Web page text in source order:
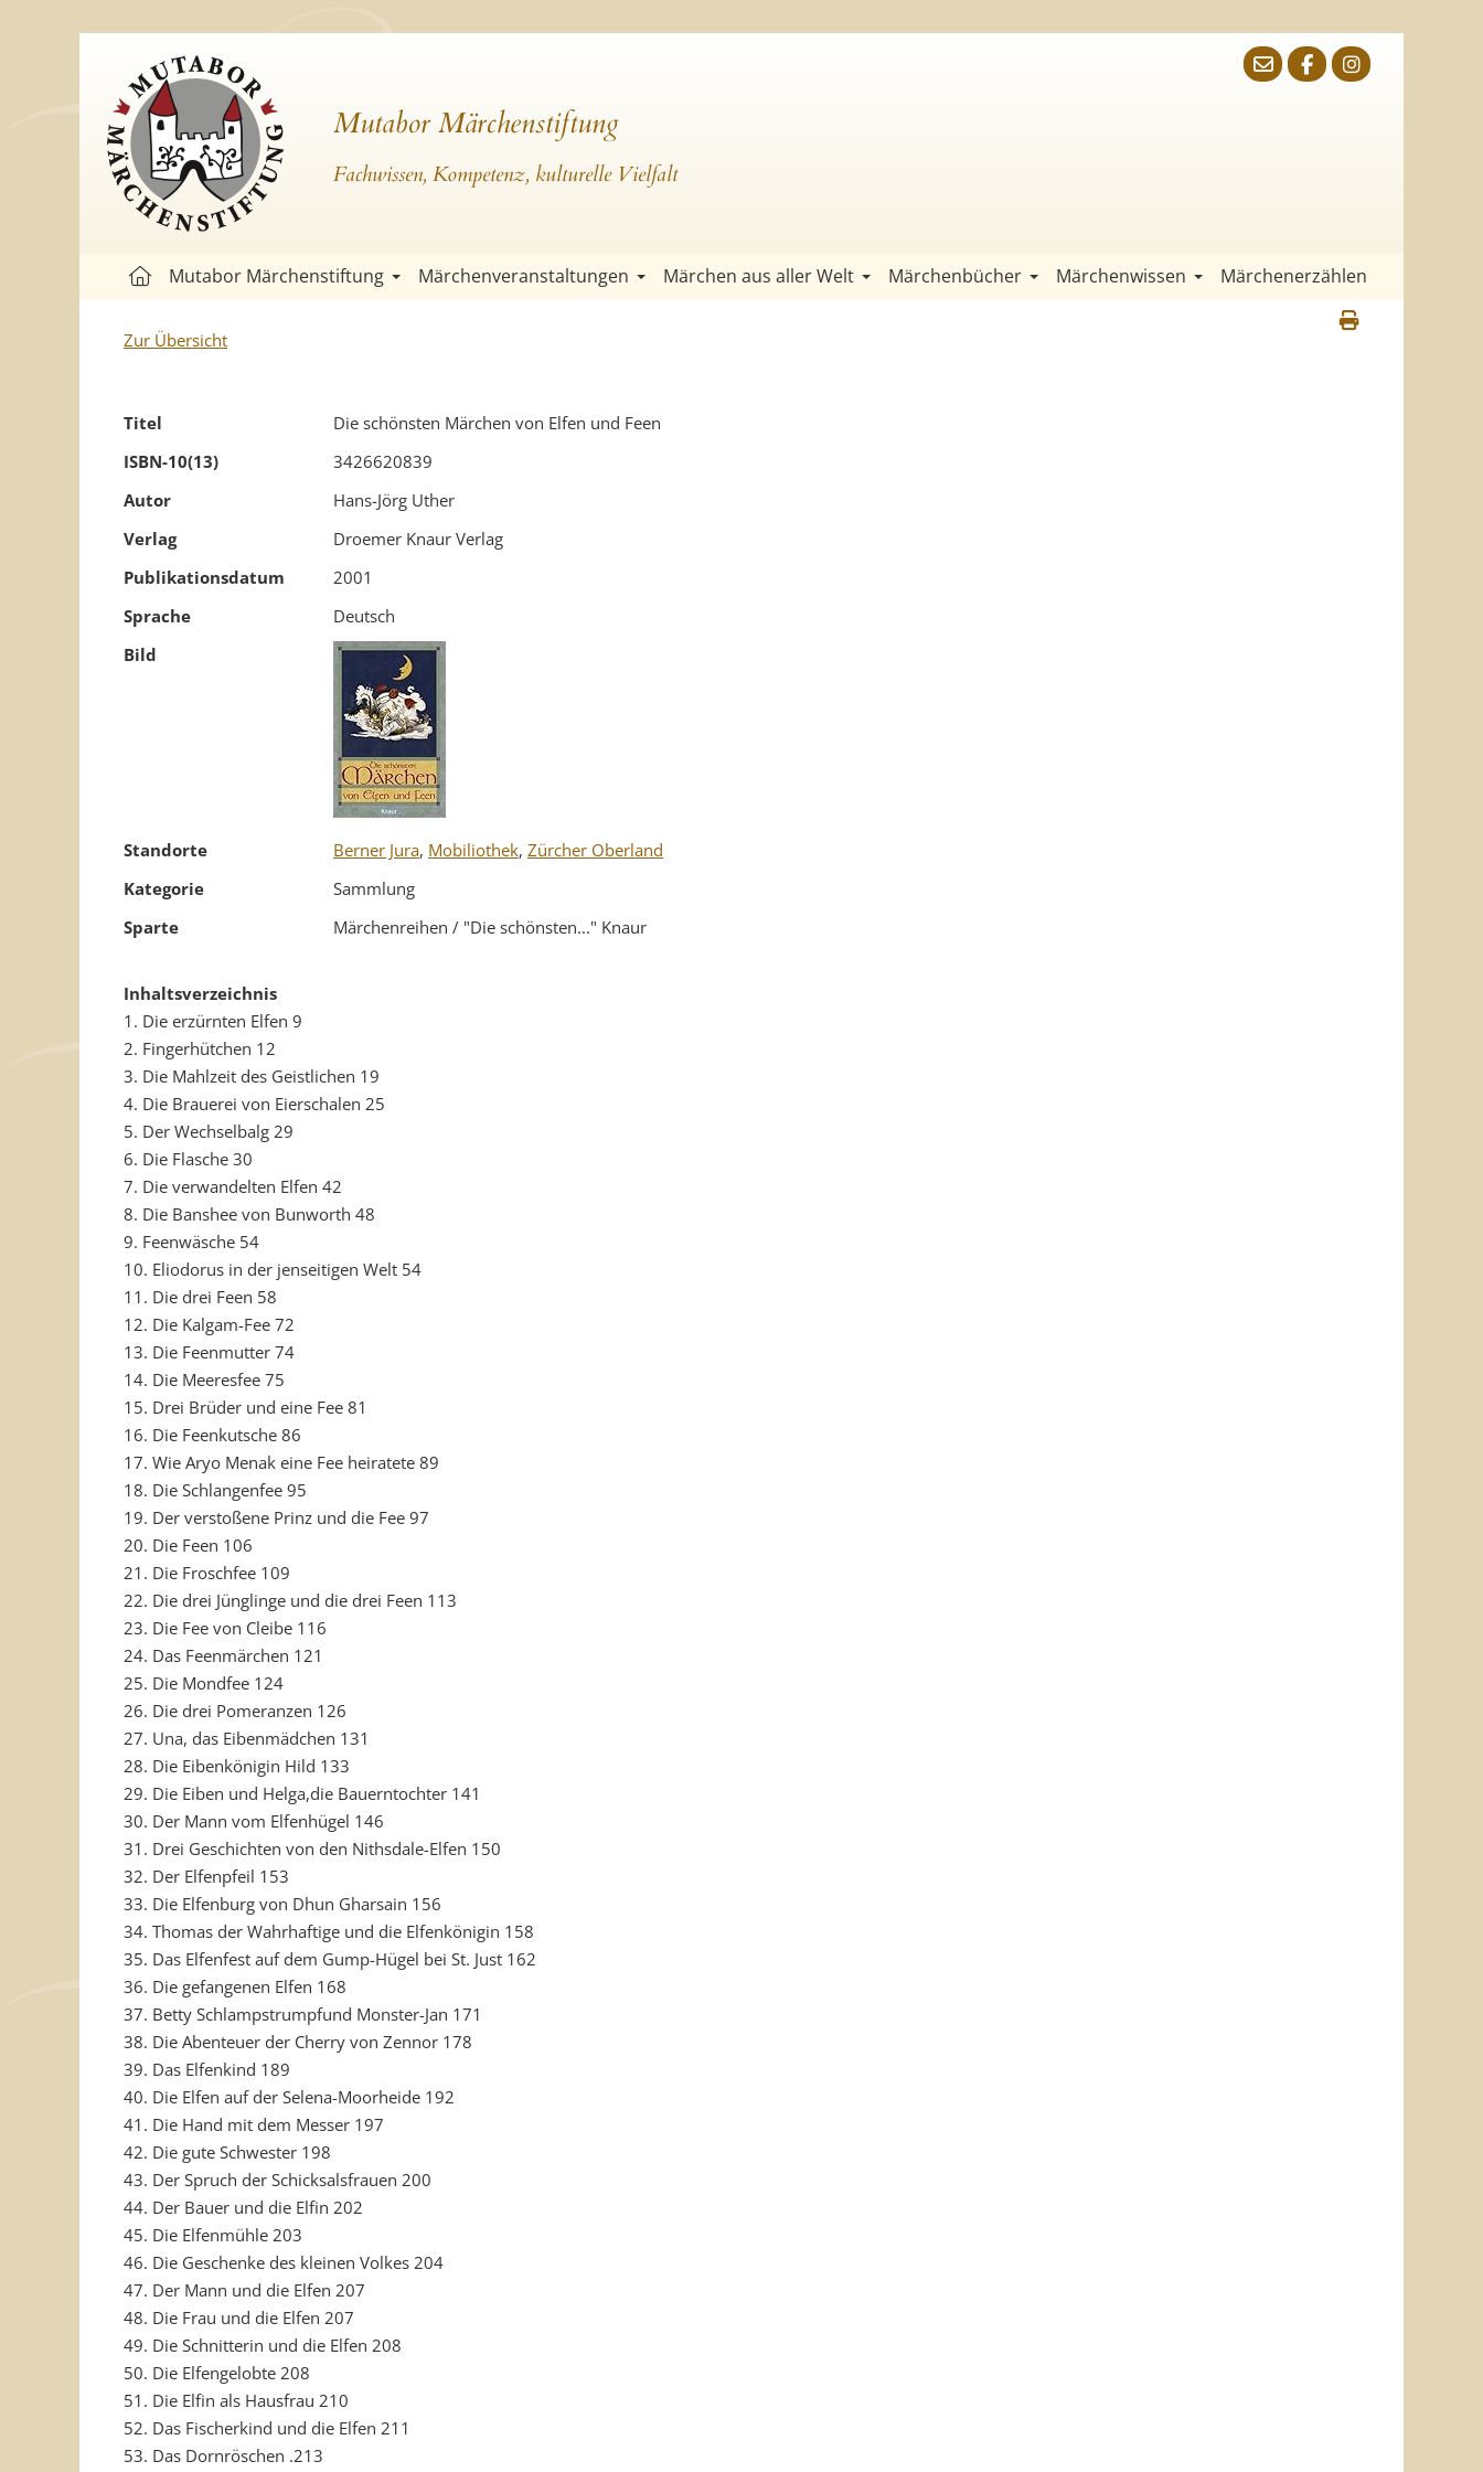
Mutabor Märchenstiftung
Fachwissen, Kompetenz, kulturelle Vielfalt
Mutabor Märchenstiftung Märchenveranstaltungen Märchen aus aller Welt Märchenbücher Märchenwissen Märchenerzählen
Zur Übersicht
Titel
Die schönsten Märchen von Elfen und Feen
ISBN-10(13)
3426620839
Autor
Hans-Jörg Uther
Verlag
Droemer Knaur Verlag
Publikationsdatum
2001
Sprache
Deutsch
Bild
Standorte Berner Jura, Mobiliothek, Zürcher Oberland
Kategorie
Sammlung
Sparte
Märchenreihen / "Die schönsten..." Knaur
Inhaltsverzeichnis
1. Die erzürnten Elfen 9
2. Fingerhütchen 12
3. Die Mahlzeit des Geistlichen 19
4. Die Brauerei von Eierschalen 25
5. Der Wechselbalg 29
6. Die Flasche 30
7. Die verwandelten Elfen 42
8. Die Banshee von Bunworth 48
9. Feenwäsche 54
10. Eliodorus in der jenseitigen Welt 54
11. Die drei Feen 58
12. Die Kalgam-Fee 72
13. Die Feenmutter 74
14. Die Meeresfee 75
15. Drei Brüder und eine Fee 81
16. Die Feenkutsche 86
17. Wie Aryo Menak eine Fee heiratete 89
18. Die Schlangenfee 95
19. Der verstoßene Prinz und die Fee 97
20. Die Feen 106
21. Die Froschfee 109
22. Die drei Jünglinge und die drei Feen 113
23. Die Fee von Cleibe 116
24. Das Feenmärchen 121
25. Die Mondfee 124
26. Die drei Pomeranzen 126
27. Una, das Eibenmädchen 131
28. Die Eibenkönigin Hild 133
29. Die Eiben und Helga,die Bauerntochter 141
30. Der Mann vom Elfenhügel 146
31. Drei Geschichten von den Nithsdale-Elfen 150
32. Der Elfenpfeil 153
33. Die Elfenburg von Dhun Gharsain 156
34. Thomas der Wahrhaftige und die Elfenkönigin 158
35. Das Elfenfest auf dem Gump-Hügel bei St. Just 162
36. Die gefangenen Elfen 168
37. Betty Schlampstrumpfund Monster-Jan 171
38. Die Abenteuer der Cherry von Zennor 178
39. Das Elfenkind 189
40. Die Elfen auf der Selena-Moorheide 192
41. Die Hand mit dem Messer 197
42. Die gute Schwester 198
43. Der Spruch der Schicksalsfrauen 200
44. Der Bauer und die Elfin 202
45. Die Elfenmühle 203
46. Die Geschenke des kleinen Volkes 204
47. Der Mann und die Elfen 207
48. Die Frau und die Elfen 207
49. Die Schnitterin und die Elfen 208
50. Die Elfengelobte 208
51. Die Elfin als Hausfrau 210
52. Das Fischerkind und die Elfen 211
53. Das Dornröschen .213